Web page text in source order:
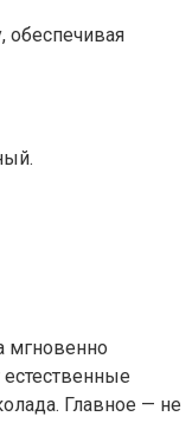
обеспечивая
мгновенно
Главное — не